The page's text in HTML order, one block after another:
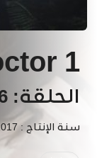
1
الحلقة: 6 Not Fake
سنة الإنتاج : 2017